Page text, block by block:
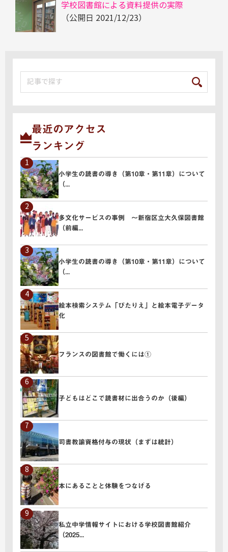
学校図書館による資料提供の実際
（公開日 2021/12/23）
最近のアクセス
ランキング
" alt="小学生の読書の導き（第10章・第11章）について（...">
小学生の読書の導き（第10章・第11章）について
（...
多文化サービスの事例 ～新宿区立大久保図書館
（前編...
" alt="小学生の読書の導き（第10章・第11章）について（...">
小学生の読書の導き（第10章・第11章）について
（...
" alt="絵本検索システム「ぴたりえ」と絵本電子データ化">
絵本検索システム「ぴたりえ」と絵本電子データ
化
" alt="フランスの図書館で働くには①">
フランスの図書館で働くには①
" alt="子どもはどこで読書材に出合うのか（後編）">
子どもはどこで読書材に出合うのか（後編）
" alt="司書教諭資格付与の現状（まずは統計）">
司書教諭資格付与の現状（まずは統計）
" alt="本にあることと体験をつなげる">
本にあることと体験をつなげる
" alt="私立中学情報サイトにおける学校図書館紹介（2025...">
私立中学情報サイトにおける学校図書館紹介
（2025...